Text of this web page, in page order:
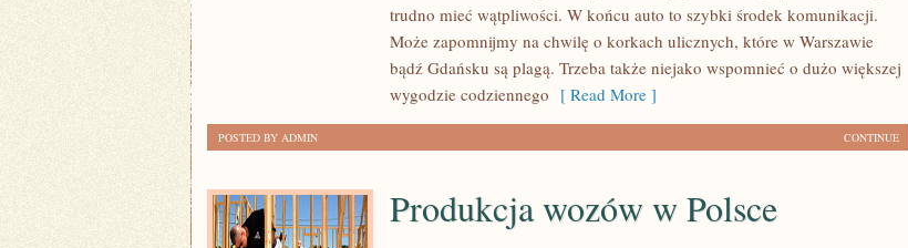
trudno mieć wątpliwości. W końcu auto to szybki środek komunikacji.
Może zapomnijmy na chwilę o korkach ulicznych, które w Warszawie
bądź Gdańsku są plagą. Trzeba także niejako wspomnieć o dużo większej
wygodzie codziennego [ Read More ]
CONTINUE
POSTED BY ADMIN
Produkcja wozów w Polsce